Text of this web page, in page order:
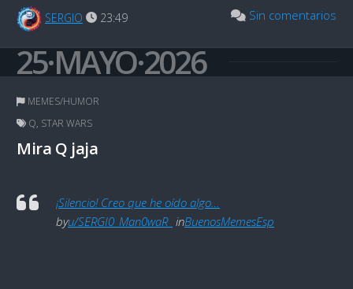
SERGIO 23:49 Sin comentarios
25·MAYO·2026
MEMES/HUMOR
Q, STAR WARS
Mira Q jaja
¡Silencio! Creo que he oído algo…
byu/SERGI0_Man0waR_ inBuenosMemesEsp